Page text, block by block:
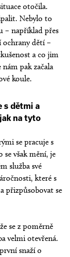
otočila.
Nebylo to
– například přes
ochrany dětí –
a co jim
pak začala
koule.
s dětmi a
na tyto
se pracuje s
však mění, je
služba své
které s
přizpůsobovat se
se z poměrně
velmi otevřená.
snaží o